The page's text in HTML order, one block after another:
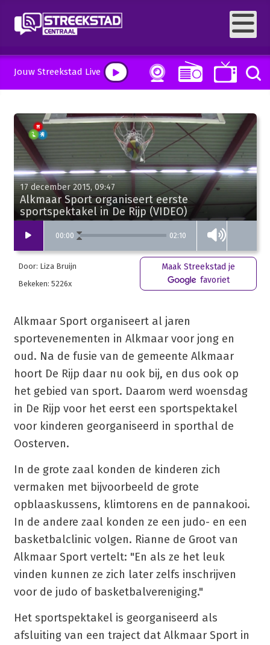
Jouw Streekstad Live
00:00 02:10
17 december 2015, 09:47
Alkmaar Sport organiseert eerste
sportspektakel in De Rijp (VIDEO)
Door: Liza Bruijn
Bekeken: 5226x
Maak Streekstad je
favoriet
Alkmaar Sport organiseert al jaren
sportevenementen in Alkmaar voor jong en
oud. Na de fusie van de gemeente Alkmaar
hoort De Rijp daar nu ook bij, en dus ook op
het gebied van sport. Daarom werd woensdag
in De Rijp voor het eerst een sportspektakel
voor kinderen georganiseerd in sporthal de
Oosterven.
In de grote zaal konden de kinderen zich
vermaken met bijvoorbeeld de grote
opblaaskussens, klimtorens en de pannakooi.
In de andere zaal konden ze een judo- en een
basketbalclinic volgen. Rianne de Groot van
Alkmaar Sport vertelt: "En als ze het leuk
vinden kunnen ze zich later zelfs inschrijven
voor de judo of basketbalvereniging."
Het sportspektakel is georganiseerd als
afsluiting van een traject dat Alkmaar Sport in